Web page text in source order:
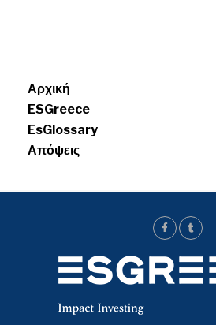
Αρχική
ESGreece
EsGlossary
Απόψεις